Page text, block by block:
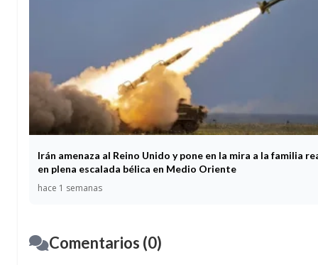
Irán amenaza al Reino Unido y pone en la mira a la familia
en plena escalada bélica en Medio Oriente
hace 1 semanas
Comentarios (0)